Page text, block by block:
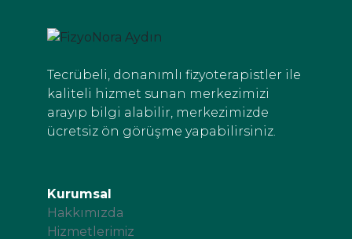
Tecrübeli, donanımlı fizyoterapistler ile
kaliteli hizmet sunan merkezimizi
arayıp bilgi alabilir, merkezimizde
ücretsiz ön görüşme yapabilirsiniz.
Kurumsal
Hakkımızda
Hizmetlerimiz